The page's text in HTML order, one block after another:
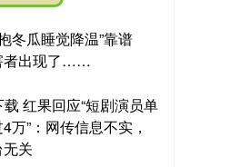
冬瓜睡觉降温”靠谱
者出现了……
红果回应“短剧演员单
万”：网传信息不实，
关